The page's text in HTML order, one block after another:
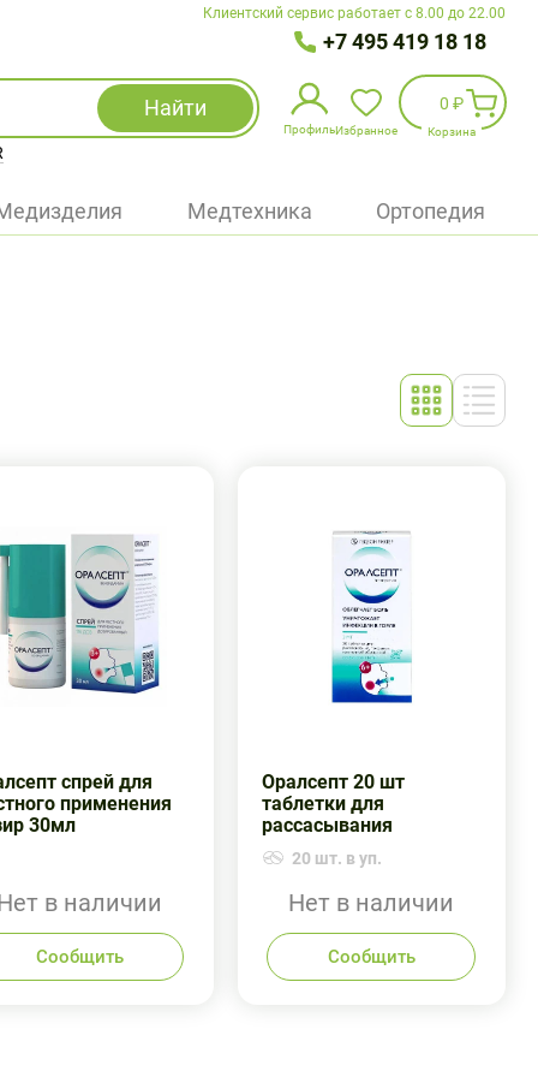
Клиентский сервис работает с 8.00 до 22.00
+7 495 419 18 18
Найти
Профиль
Избранное
Войти
Избранное
0 ₽
Корзина
Медтехника Ортопедия
спрей для
применения
30мл
в наличии
Сообщить
Оралсепт 20 шт
таблетки для
рассасывания
20 шт. в уп.
Нет в наличии
Сообщить